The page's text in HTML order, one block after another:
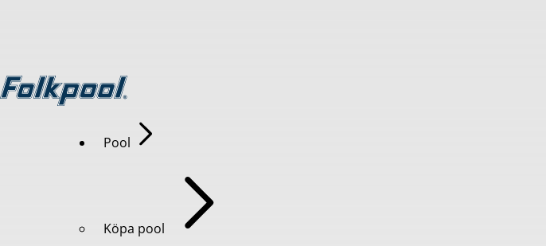
Pool
Köpa pool